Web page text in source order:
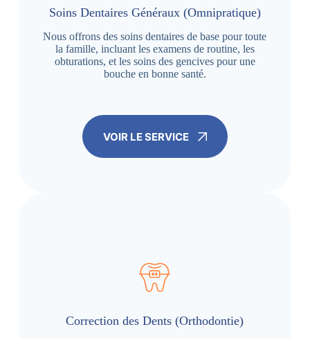
Soins Dentaires Généraux (Omnipratique)
Nous offrons des soins dentaires de base pour toute
la famille, incluant les examens de routine, les
obturations, et les soins des gencives pour une
bouche en bonne santé.
VOIR LE SERVICE
Correction des Dents (Orthodontie)